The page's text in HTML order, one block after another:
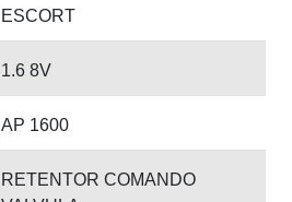
ESCORT
1.6 8V
AP 1600
RETENTOR COMANDO